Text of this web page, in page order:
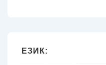
ЕЗИК: